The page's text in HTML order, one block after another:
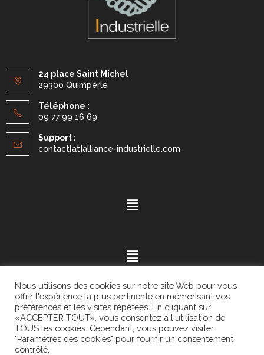
24 place Saint Michel
29300 Quimperlé
Téléphone :
09 77 99 16 69
Support :
contact[at]alliance-industrielle.com
Mention légales - ©2021.Alvaria. All Rights Reserved.
Nous utilisons des cookies sur notre site Web pour vous
offrir l'expérience la plus pertinente en mémorisant vos
préférences et les visites répétées. En cliquant sur
«ACCEPTER TOUT», vous consentez à l'utilisation de
TOUS les cookies. Cependant, vous pouvez visiter
"Paramètres des cookies" pour fournir un consentement
contrôlé.